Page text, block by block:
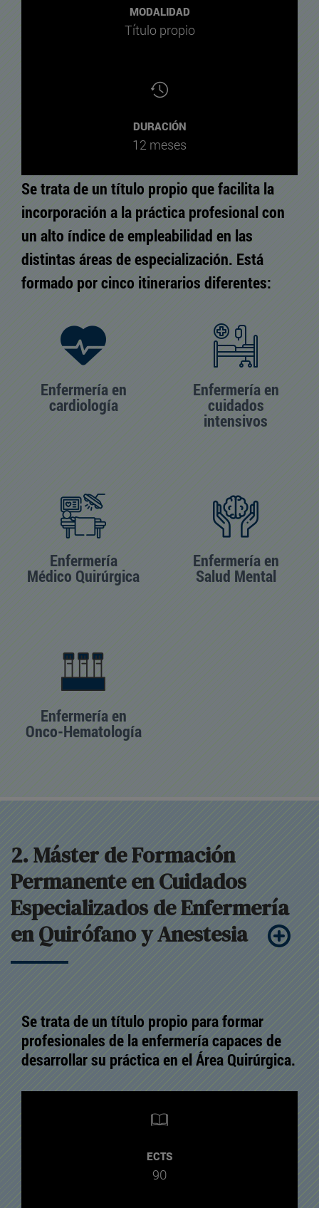
MODALIDAD
Título propio
DURACIÓN
12 meses
Se trata de un título propioque facilita la
incorporación a la práctica profesional con
un alto índice de empleabilidad en las
distintas áreas de especialización. Está
formado por cinco itinerarios diferentes:
Enfermería en
cardiología
Enfermería en
cuidados
intensivos
Enfermería
Médico Quirúrgica
Enfermería en
Salud Mental
Enfermería en
Onco-Hematología
2. Máster de Formación
Permanente en Cuidados
Especializados de Enfermería
en Quirófano y Anestesia
Se trata de un título propio para formar
profesionales de la enfermería capaces de
desarrollar su práctica en el Área Quirúrgica.
ECTS
90